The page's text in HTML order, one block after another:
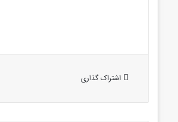
اشتراک گذاری